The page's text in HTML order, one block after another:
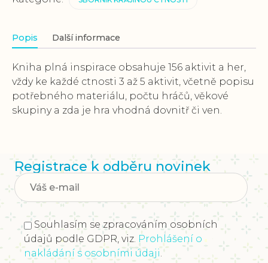
Popis Další informace
Kniha plná inspirace obsahuje 156 aktivit a her,
vždy ke každé ctnosti 3 až 5 aktivit, včetně popisu
potřebného materiálu, počtu hráčů, věkové
skupiny a zda je hra vhodná dovnitř či ven.
Registrace k odběru novinek
Souhlasím se zpracováním osobních
údajů podle GDPR, viz. Prohlášení o
nakládání s osobními údaji.